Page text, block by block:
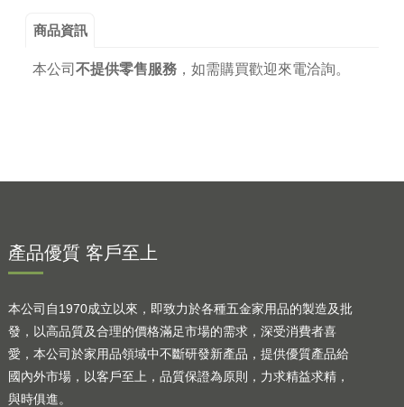
商品資訊
本公司 不提供零售服務， 如需購買歡迎來電洽詢。
產品優質 客戶至上
本公司自1970成立以來，即致力於各種五金家用品的製造及批
發，以高品質及合理的價格滿足市場的需求，深受消費者喜
愛，本公司於家用品領域中不斷研發新產品，提供優質產品給
國內外市場，以客戶至上，品質保證為原則，力求精益求精，
與時俱進。